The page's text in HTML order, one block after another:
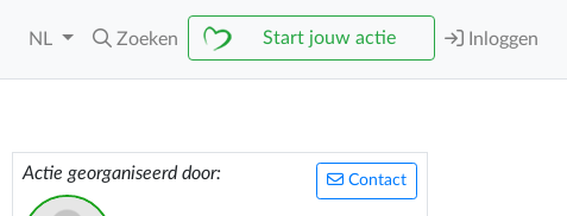
NL Zoeken Start jouw actie Inloggen
Contact
Actie georganiseerd door: